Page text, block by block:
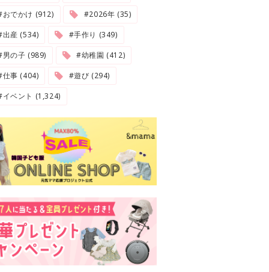
でかけ (912)
#2026年 (35)
産 (534)
#手作り (349)
の子 (989)
#幼稚園 (412)
事 (404)
#遊び (294)
ベント (1,324)